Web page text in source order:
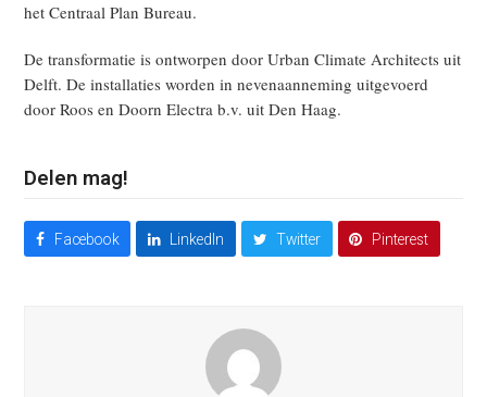
het Centraal Plan Bureau.
De transformatie is ontworpen door Urban Climate Architects uit
Delft. De installaties worden in nevenaanneming uitgevoerd
door Roos en Doorn Electra b.v. uit Den Haag.
Delen mag!
Facebook LinkedIn Twitter Pinterest